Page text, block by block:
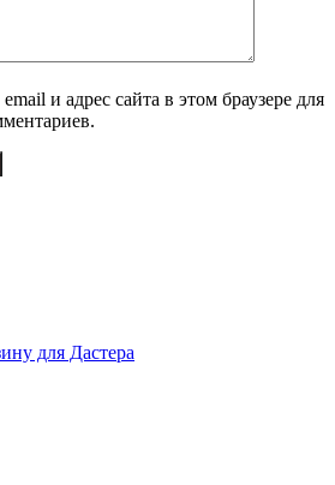
и адрес сайта в этом браузере для
для Дастера